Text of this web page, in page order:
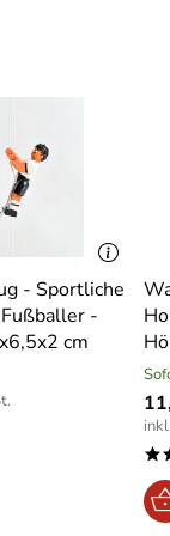
ca. 5 cm
Robbi Weber
unter 3 Jahren
- Sportliche
-
cm